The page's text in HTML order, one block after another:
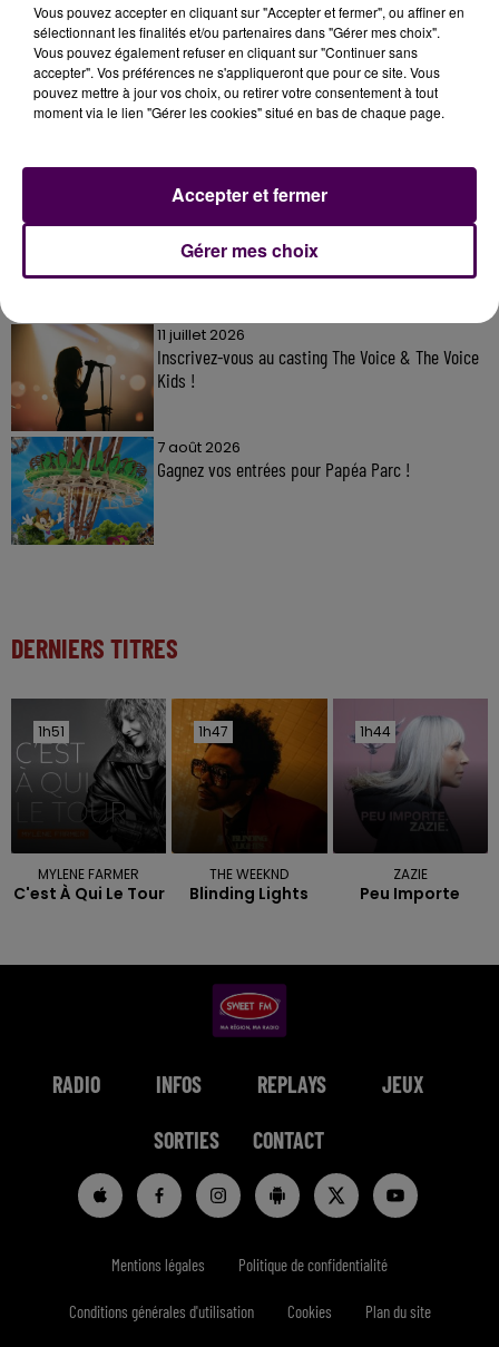
À LA UNE
7 août 2026
Gagnez vos pass pour le V and B Fest' 2026 !
11 juillet 2026
Inscrivez-vous au casting The Voice & The Voice
Kids !
7 août 2026
Gagnez vos entrées pour Papéa Parc !
DERNIERS TITRES
1h51
1h51
MYLENE FARMER
C'est À Qui Le Tour
1h47
1h47
THE WEEKND
Blinding Lights
1h44
1h44
ZAZIE
Peu Importe
RADIO INFOS REPLAYS JEUX
SORTIES CONTACT
Mentions légales Politique de confidentialité
Conditions générales d'utilisation Cookies Plan du site
Vous pouvez accepter en cliquant sur "Accepter et fermer", ou affiner en
sélectionnant les finalités et/ou partenaires dans "Gérer mes choix".
Vous pouvez également refuser en cliquant sur "Continuer sans
accepter". Vos préférences ne s'appliqueront que pour ce site. Vous
pouvez mettre à jour vos choix, ou retirer votre consentement à tout
moment via le lien "Gérer les cookies" situé en bas de chaque page.
Gérer mes choix
Accepter et fermer